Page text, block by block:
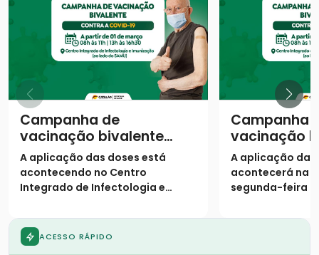
Campanha de
vacinação bivalente
contra a covid-19
continua em Catalão
A aplicação das doses está
acontecendo no Centro
Integrado de Infectologia e
Teixeira, que fica situado na Av.
Vinte de Agosto (ao lado do
SAMU).
Campanha
vacinação
contra a
começa
A aplicação das
acontecerá na
segunda-feira
Imunização (ao
ACESSO RÁPIDO